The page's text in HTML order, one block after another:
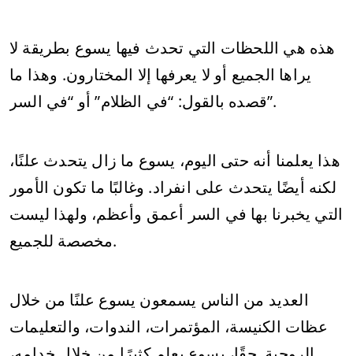
هذه هي اللحظات التي تحدث فيها يسوع بطريقة لا
يراها الجميع أو لا يعرفها إلا المختارون. وهذا ما
قصده بالقول: “في الظلام” أو “في السر”.
هذا يعلمنا أنه حتى اليوم، يسوع ما زال يتحدث علنًا،
لكنه أيضًا يتحدث على انفراد. وغالبًا ما تكون الأمور
التي يخبرنا بها في السر أعمق وأعظم، ولهذا ليست
مخصصة للجميع.
العديد من الناس يسمعون يسوع علنًا من خلال
عظات الكنيسة، المؤتمرات، الندوات، والتعليمات